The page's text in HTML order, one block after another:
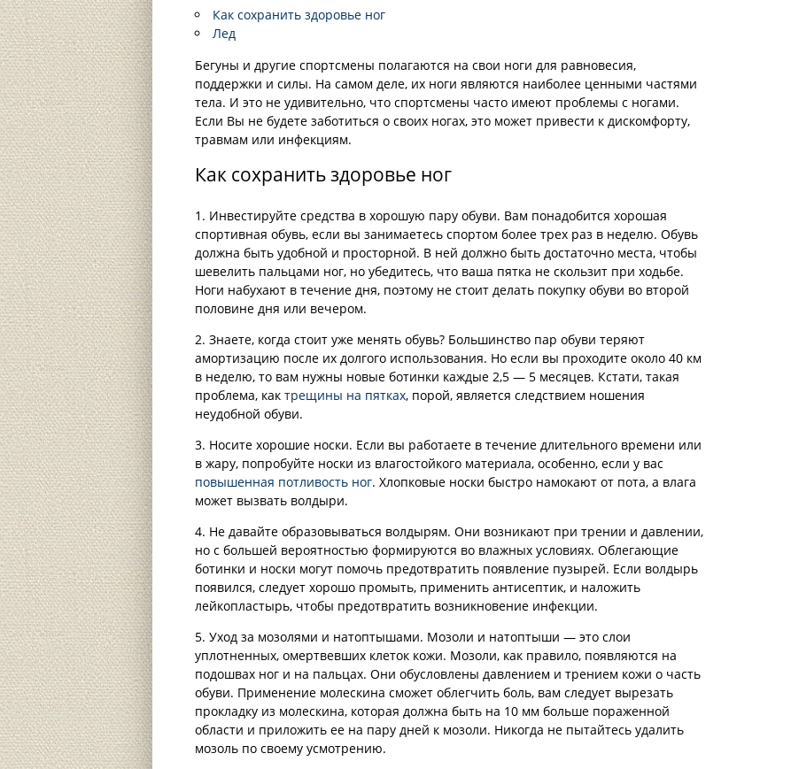
Как сохранить здоровье ног
Лед
Бегуны и другие спортсмены полагаются на свои ноги для равновесия,
поддержки и силы. На самом деле, их ноги являются наиболее ценными частями
тела. И это не удивительно, что спортсмены часто имеют проблемы с ногами.
Если Вы не будете заботиться о своих ногах, это может привести к дискомфорту,
травмам или инфекциям.
Как сохранить здоровье ног
1. Инвестируйте средства в хорошую пару обуви. Вам понадобится хорошая
спортивная обувь, если вы занимаетесь спортом более трех раз в неделю. Обувь
должна быть удобной и просторной. В ней должно быть достаточно места, чтобы
шевелить пальцами ног, но убедитесь, что ваша пятка не скользит при ходьбе.
Ноги набухают в течение дня, поэтому не стоит делать покупку обуви во второй
половине дня или вечером.
2. Знаете, когда стоит уже менять обувь? Большинство пар обуви теряют
амортизацию после их долгого использования. Но если вы проходите около 40 км
в неделю, то вам нужны новые ботинки каждые 2,5 — 5 месяцев. Кстати, такая
проблема, как трещины на пятках, порой, является следствием ношения
неудобной обуви.
3. Носите хорошие носки. Если вы работаете в течение длительного времени или
в жару, попробуйте носки из влагостойкого материала, особенно, если у вас
повышенная потливость ног. Хлопковые носки быстро намокают от пота, а влага
может вызвать волдыри.
4. Не давайте образовываться волдырям. Они возникают при трении и давлении,
но с большей вероятностью формируются во влажных условиях. Облегающие
ботинки и носки могут помочь предотвратить появление пузырей. Если волдырь
появился, следует хорошо промыть, применить антисептик, и наложить
лейкопластырь, чтобы предотвратить возникновение инфекции.
5. Уход за мозолями и натоптышами. Мозоли и натоптыши — это слои
уплотненных, омертвевших клеток кожи. Мозоли, как правило, появляются на
подошвах ног и на пальцах. Они обусловлены давлением и трением кожи о часть
обуви. Применение молескина сможет облегчить боль, вам следует вырезать
прокладку из молескина, которая должна быть на 10 мм больше пораженной
области и приложить ее на пару дней к мозоли. Никогда не пытайтесь удалить
мозоль по своему усмотрению.